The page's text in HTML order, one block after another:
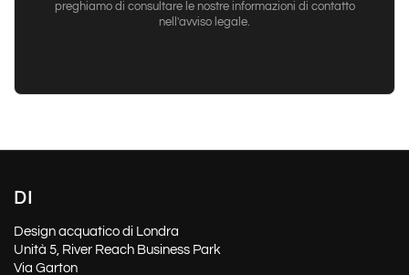
preghiamo di consultare le nostre informazioni di contatto
nell'avviso legale.
DI
Design acquatico di Londra
Unità 5, River Reach Business Park
Via Garton